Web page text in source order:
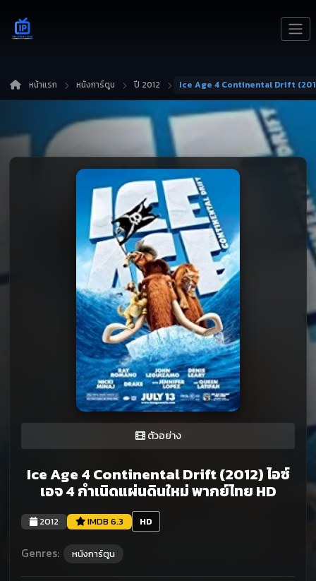
หน้าแรก หนังการ์ตูน ปี 2012
ตัวอย่าง
Ice Age 4 Continental Drift (2012) ไอซ์
เอจ 4 กำเนิดแผ่นดินใหม่ พากย์ไทย HD
2012 IMDB 6.3 HD
Genres: หนังการ์ตูน